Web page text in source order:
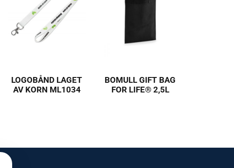
LOGOBÅND LAGET
AV KORN ML1034
BOMULL GIFT BAG
FOR LIFE® 2,5L